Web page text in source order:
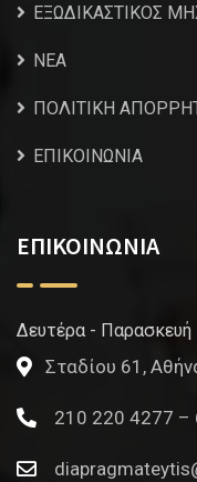
ΕΞΩΔΙΚΑΣΤΙΚΟΣ
NEA
ΠΟΛΙΤΙΚΗ
ΕΠΙΚΟΙΝΩΝΙΑ
ΕΠΙΚΟΙΝΩΝΙΑ
Δευτέρα - Παρασκευή
Σταδίου 61,
210 220 4277 –